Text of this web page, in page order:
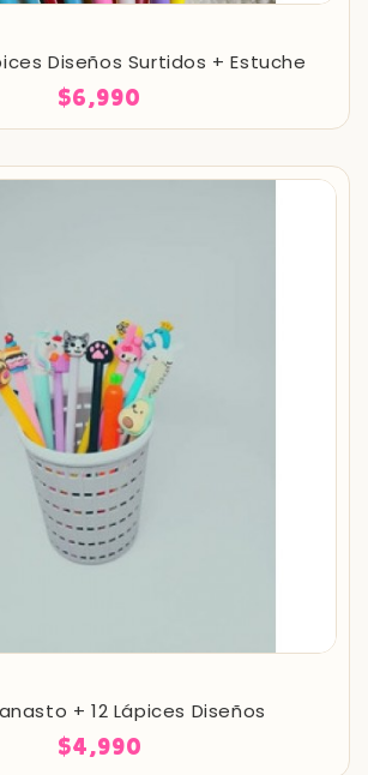
Diseños Surtidos + Estuche
$6,990
+ 12 Lápices Diseños
$4,990